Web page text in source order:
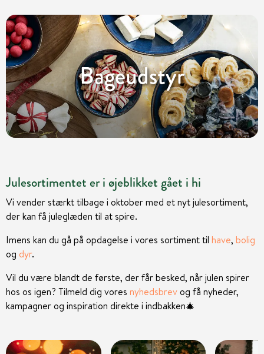
Bageudstyr
Julesortimentet er i øjeblikket gået i hi
Vi vender stærkt tilbage i oktober med et nyt julesortiment,
der kan få juleglæden til at spire.
Imens kan du gå på opdagelse i vores sortiment til have, bolig
og dyr.
Vil du være blandt de første, der får besked, når julen spirer
hos os igen? Tilmeld dig vores nyhedsbrevog få nyheder,
kampagner og inspiration direkte i indbakken🎄